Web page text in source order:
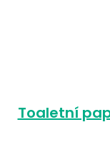
Toaletní